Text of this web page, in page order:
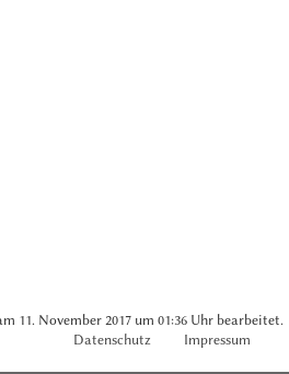
11. November 2017 um 01:36 Uhr bearbeitet.
Datenschutz
Impressum